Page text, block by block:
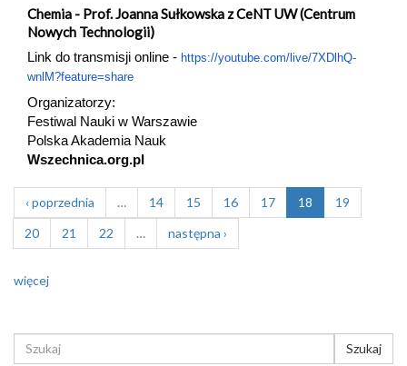
Chemia - Prof. Joanna Sułkowska z CeNT UW (Centrum
Nowych Technologii)
Link do transmisji online - https://youtube.com/live/7XDlhQ-
wnlM?feature=share
Organizatorzy:
Festiwal Nauki w Warszawie
Polska Akademia Nauk
Wszechnica.org.pl
‹ poprzednia … 14 15 16 17 18
19
20
21 22 … następna ›
więcej
FORMULARZ
WYSZUKIWANIA
Szukaj